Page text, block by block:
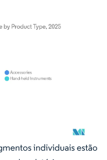
conforme CC BY 4.0.